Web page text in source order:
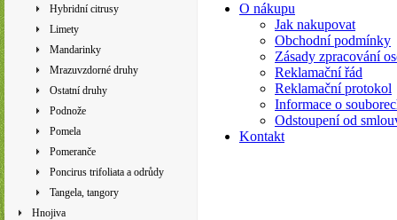
Hybridní citrusy
Limety
Mandarinky
Mrazuvzdorné druhy
Ostatní druhy
Podnože
Pomela
Pomeranče
Poncirus trifoliata a odrůdy
Tangela, tangory
Hnojiva
O nákupu
Jak nakupovat
Obchodní podmínky
Zásady zpracování
Reklamační řád
Reklamační protokol
Informace o
Odstoupení od
Kontakt